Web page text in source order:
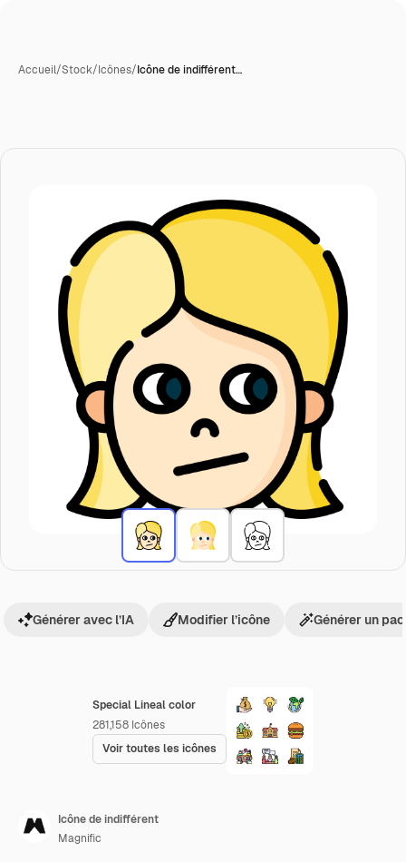
Accueil/Stock/Icônes/Icône de indifférent…
Special Lineal color
281,158 Icônes
Voir toutes les icônes
Générer avec l’IA Modifier l’icône Générer un
Icône de indifférent
Magnific